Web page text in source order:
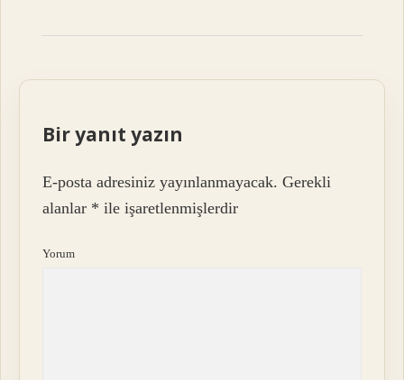
Bir yanıt yazın
E-posta adresiniz yayınlanmayacak. Gerekli
alanlar * ile işaretlenmişlerdir
Yorum